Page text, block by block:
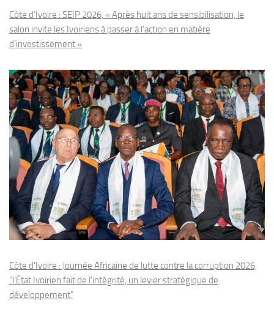
Côte d’Ivoire : SEIP 2026, « Après huit ans de sensibilisation, le
salon invite les Ivoiriens à passer à l’action en matière
d’investissement »
Côte d'Ivoire : Journée Africaine de lutte contre la corruption 2026,
"l'État Ivoirien fait de l'intégrité, un levier stratégique de
développement"